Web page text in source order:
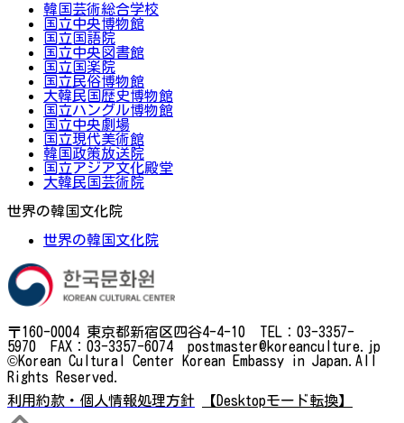
韓国芸術総合学校
国立中央博物館
国立国語院
国立中央図書館
国立国楽院
国立民俗博物館
大韓民国歴史博物館
国立ハングル博物館
国立中央劇場
国立現代美術館
韓国政策放送院
国立アジア文化殿堂
大韓民国芸術院
世界の韓国文化院
世界の韓国文化院
〒160-0004 東京都新宿区四谷4-4-10 TEL：03-3357-
5970 FAX：03-3357-6074 postmaster@koreanculture.jp
©Korean Cultural Center Korean Embassy in Japan.All
Rights Reserved.
利用約款・個人情報処理方針
【Desktopモード転換】